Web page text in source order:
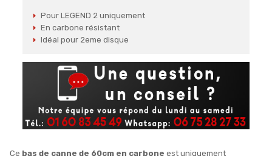
Pour LEGEND 2 uniquement
En carbone résistant
Idéal pour 2eme disque
Ce bas de canne de 60cm en carbone est uniquement